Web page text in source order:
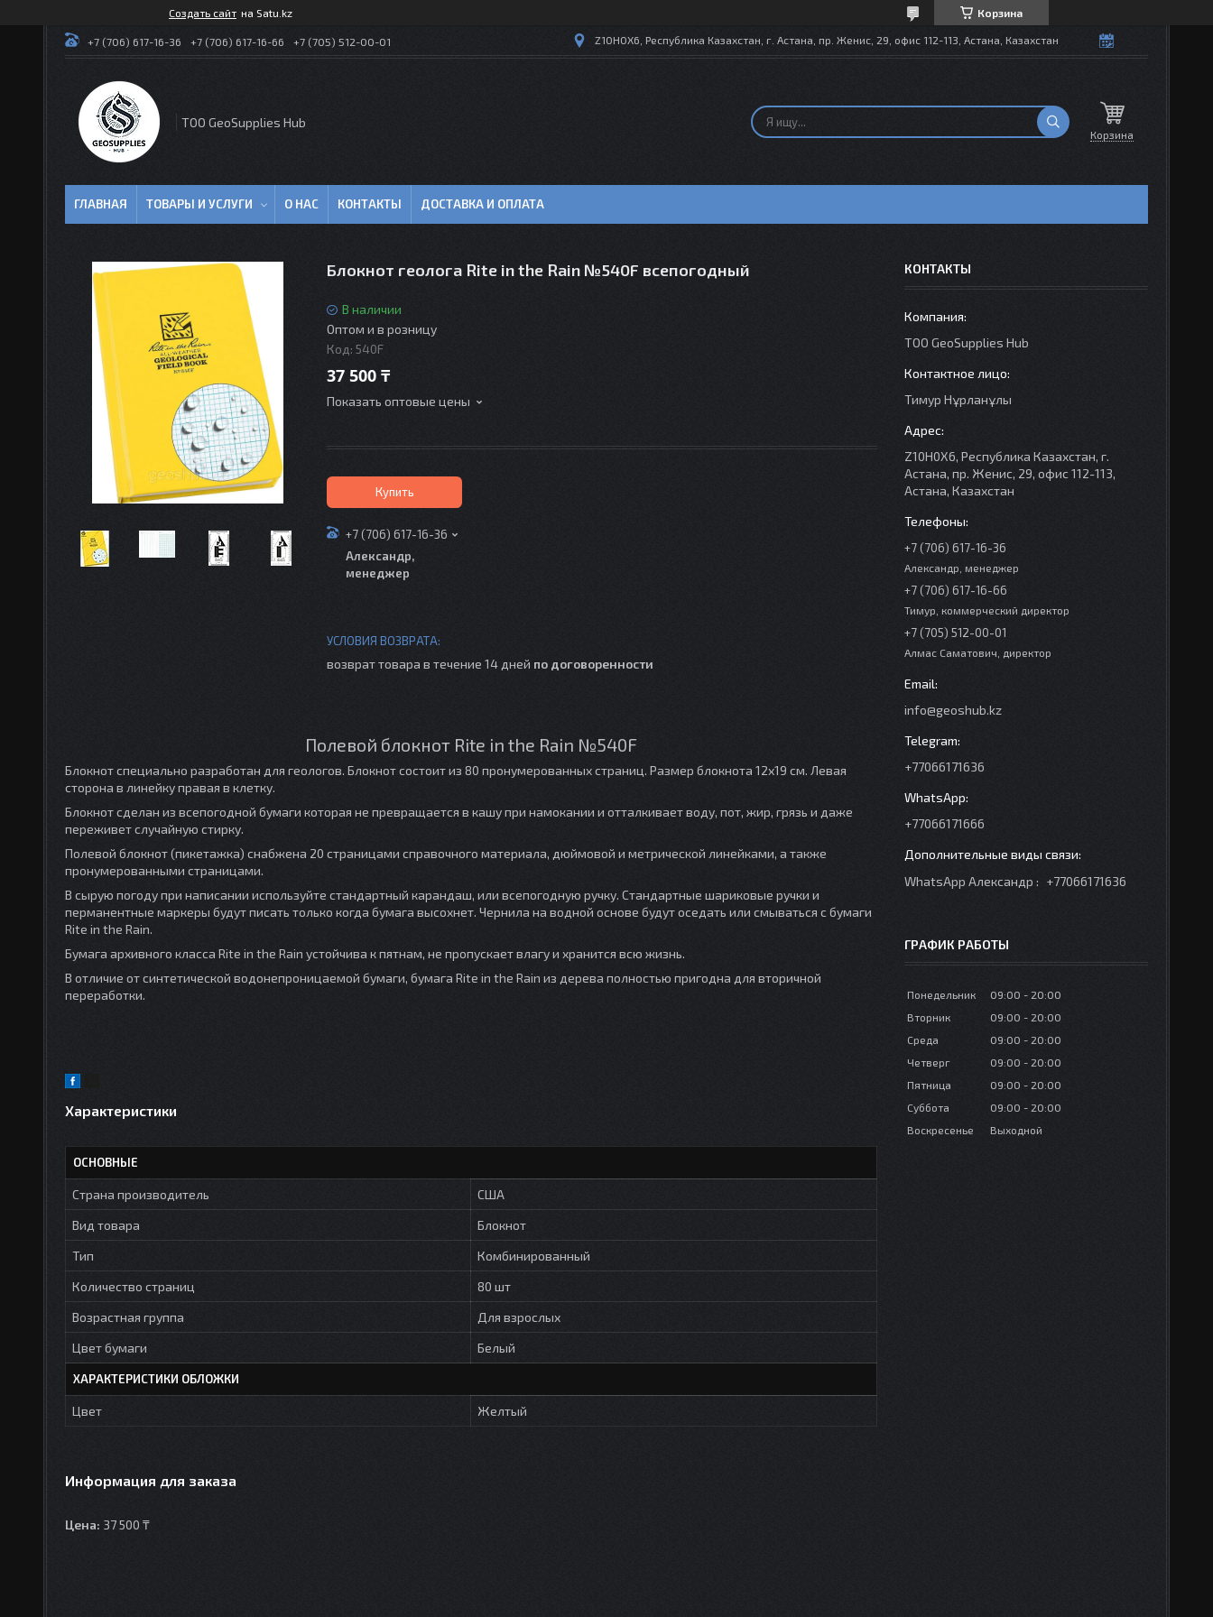
Создать сайт на Satu.kz Корзина
+7 (706) 617-16-36 +7 (706) 617-16-66 +7 (705) 512-00-01 Z10H0X6, Республика Казахстан, г. Астана, пр. Женис, 29, офис 112-113, Астана, Казахстан
TOO GeoSupplies Hub
Корзина
ГЛАВНАЯ ТОВАРЫ И УСЛУГИ О НАС КОНТАКТЫ ДОСТАВКА И ОПЛАТА
Блокнот геолога Rite in the Rain №540F всепогодный
В наличии
Оптом и в розницу
Код: 540F
37 500 ₸
Показать оптовые цены
Купить
+7 (706) 617-16-36
Александр,
менеджер
возврат товара в течение 14 дней по договоренности
Полевой блокнот Rite in the Rain №540F
Блокнот специально разработан для геологов. Блокнот состоит из 80 пронумерованных страниц. Размер блокнота 12х19 см. Левая
сторона в линейку правая в клетку.
Блокнот сделан из всепогодной бумаги которая не превращается в кашу при намокании и отталкивает воду, пот, жир, грязь и даже
переживет случайную стирку.
Полевой блокнот (пикетажка) снабжена 20 страницами справочного материала, дюймовой и метрической линейками, а также
пронумерованными страницами.
В сырую погоду при написании используйте стандартный карандаш, или всепогодную ручку. Стандартные шариковые ручки и
перманентные маркеры будут писать только когда бумага высохнет. Чернила на водной основе будут оседать или смываться с бумаги
Rite in the Rain.
Бумага архивного класса Rite in the Rain устойчива к пятнам, не пропускает влагу и хранится всю жизнь.
В отличие от синтетической водонепроницаемой бумаги, бумага Rite in the Rain из дерева полностью пригодна для вторичной
переработки.
Характеристики
ОСНОВНЫЕ
Страна производитель
США
Вид товара
Блокнот
Тип
Комбинированный
Количество страниц
80 шт
Возрастная группа
Для взрослых
Цвет бумаги
Белый
ХАРАКТЕРИСТИКИ ОБЛОЖКИ
Цвет Желтый
Информация для заказа
Цена: 37 500 ₸
КОНТАКТЫ
TOO GeoSupplies Hub
Тимур Нұрланұлы
Z10H0X6, Республика Казахстан, г.
Астана, пр. Женис, 29, офис 112-113,
Астана, Казахстан
+7 (706) 617-16-36
Александр, менеджер
+7 (706) 617-16-66
Тимур, коммерческий директор
+7 (705) 512-00-01
Алмас Саматович, директор
info@geoshub.kz
+77066171636
+77066171666
WhatsApp Александр +77066171636
ГРАФИК РАБОТЫ
Понедельник 09:00
20:00
Вторник
09:00
20:00
Среда
09:00
20:00
Четверг
09:00
20:00
Пятница
09:00
20:00
Суббота
09:00
20:00
Воскресенье
Выходной